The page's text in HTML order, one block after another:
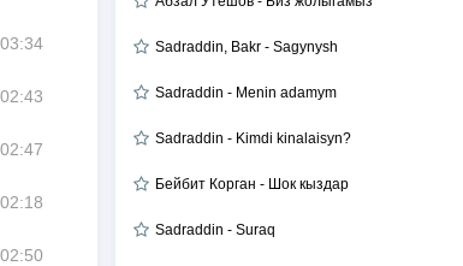
& Малик Жамбылулы -Туган кун
03:34
02:43
02:47
02:18
02:50
Sadraddin, Bakr - Sagynysh
Sadraddin - Menin adamym
Sadraddin - Kimdi kinalaisyn?
Бейбит Корган - Шок кыздар
Sadraddin - Suraq